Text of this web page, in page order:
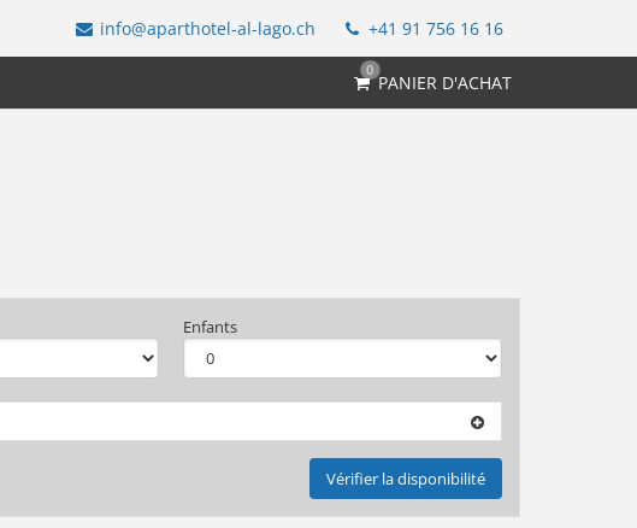
info@aparthotel-al-lago.ch +41 91 756 16 16
0
PANIER D'ACHAT
Enfants
Vérifier la disponibilité